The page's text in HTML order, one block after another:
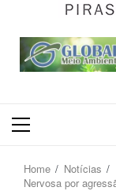
Primary
Home
Notícias
Nervosa por